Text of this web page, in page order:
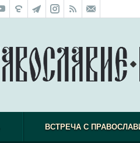
ВСТРЕЧА С